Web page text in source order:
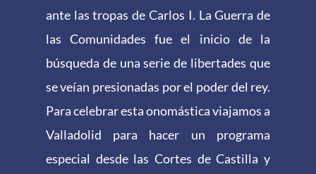
ante las tropas de Carlos I. La Guerra de
las Comunidades fue el inicio de la
búsqueda de una serie de libertades que
se veían presionadas por el poder del rey.
Para celebrar esta onomástica viajamos a
Valladolid para hacer un programa
especial desde las Cortes de Castilla y